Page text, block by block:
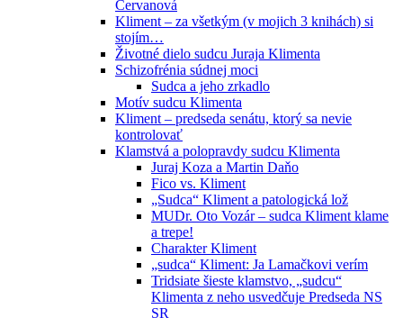
Cervanová
Kliment – za všetkým (v mojich 3 knihách) si
stojím…
Životné dielo sudcu Juraja Klimenta
Schizofrénia súdnej moci
Sudca a jeho zrkadlo
Motív sudcu Klimenta
Kliment – predseda senátu, ktorý sa nevie
kontrolovať
Klamstvá a polopravdy sudcu Klimenta
Juraj Koza a Martin Daňo
Fico vs. Kliment
„Sudca“ Kliment a patologická lož
MUDr. Oto Vozár – sudca Kliment klame
a trepe!
Charakter Kliment
„sudca“ Kliment: Ja Lamačkovi verím
Tridsiate šieste klamstvo, „sudcu“
Klimenta z neho usvedčuje Predseda NS
SR